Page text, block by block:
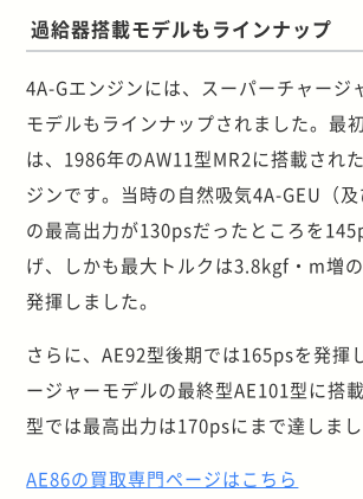
過給器搭載モデルもラインナップ
4A-Gエンジンには、スーパーチャージ
モデルもラインナップされました。最
は、1986年のAW11型MR2に搭載され
ジンです。当時の自然吸気4A-GEU（
の最高出力が130psだったところを
げ、しかも最大トルクは3.8kgf・m増
発揮しました。
さらに、AE92型後期では165psを発揮
ージャーモデルの最終型AE101型に搭
型では最高出力は170psにまで達しまし
AE86の買取専門ページはこちら